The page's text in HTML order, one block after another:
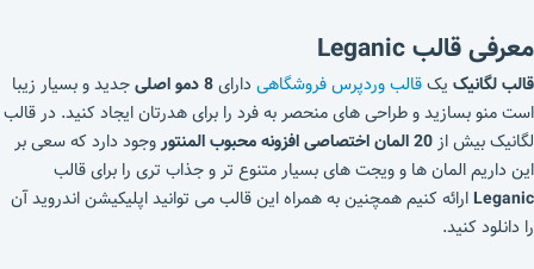
معرفی قالب Leganic
قالب لگانیک یکقالب وردپرس فروشگاهی دارای8 دمو اصلی
جدید و بسیار زیبا
است منو بسازید و طراحی های منحصر به فرد را برای هدرتان ایجاد کنید. در قالب
لگانیک بیش از
وجود دارد که سعی بر
این داریم المان ها و ویجت های بسیار متنوع تر و جذاب تری را برای قالب
Leganic ارائه کنیم همچنین به همراه این قالب می توانید اپلیکیشن اندروید آن
را دانلود کنید.